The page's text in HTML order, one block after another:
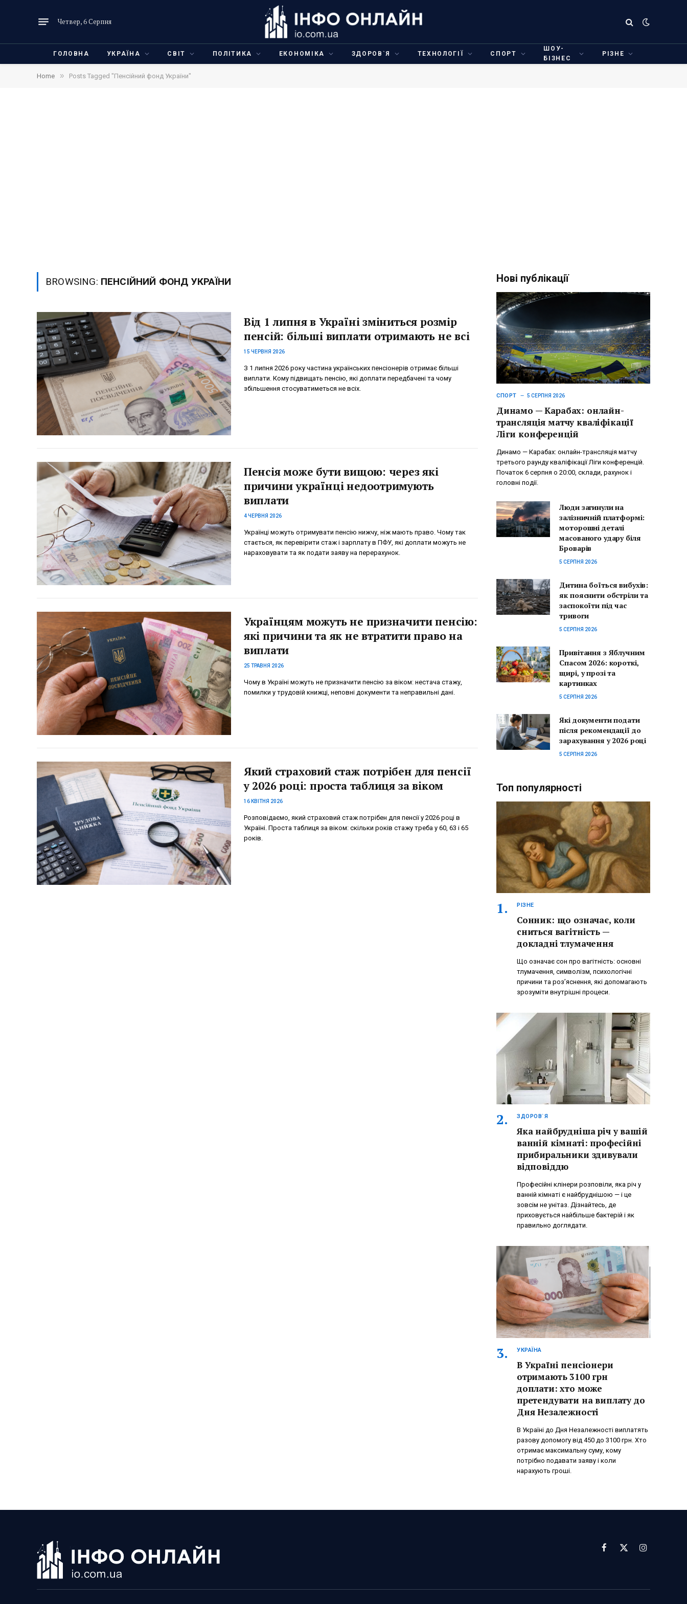
Четвер, 6 Серпня
ГОЛОВНА УКРАЇНА СВІТ ПОЛІТИКА ЕКОНОМІКА ЗДОРОВ`Я ТЕХНОЛОГІЇ СПОРТ
ШОУ-
БІЗНЕС
РІЗНЕ
Home » Posts Tagged "Пенсійний фонд України"
BROWSING: ПЕНСІЙНИЙ ФОНД УКРАЇНИ
Від 1 липня в Україні зміниться розмір
пенсій: більші виплати отримають не всі
15 ЧЕРВНЯ 2026
З 1 липня 2026 року частина українських пенсіонерів отримає більші
виплати. Кому підвищать пенсію, які доплати передбачені та чому
збільшення стосуватиметься не всіх.
Пенсія може бути вищою: через які
причини українці недоотримують
виплати
4 ЧЕРВНЯ 2026
Українці можуть отримувати пенсію нижчу, ніж мають право. Чому так
стається, як перевірити стаж і зарплату в ПФУ, які доплати можуть не
нараховувати та як подати заяву на перерахунок.
Українцям можуть не призначити пенсію:
які причини та як не втратити право на
виплати
25 ТРАВНЯ 2026
Чому в Україні можуть не призначити пенсію за віком: нестача стажу,
помилки у трудовій книжці, неповні документи та неправильні дані.
Який страховий стаж потрібен для пенсії
у 2026 році: проста таблиця за віком
16 КВІТНЯ 2026
Розповідаємо, який страховий стаж потрібен для пенсії у 2026 році в
Україні. Проста таблиця за віком: скільки років стажу треба у 60, 63 і 65
років.
Нові публікації
СПОРТ 5 СЕРПНЯ 2026
Динамо — Карабах: онлайн-
трансляція матчу кваліфікації
Ліги конференцій
Динамо — Карабах: онлайн-трансляція матчу
третього раунду кваліфікації Ліги конференцій.
Початок 6 серпня о 20:00, склади, рахунок і
головні події.
Люди загинули на
залізничній платформі:
моторошні деталі
масованого удару біля
Броварів
5 СЕРПНЯ 2026
Дитина боїться вибухів:
як пояснити обстріли та
заспокоїти під час
тривоги
5 СЕРПНЯ 2026
Привітання з Яблучним
Спасом 2026: короткі,
щирі, у прозі та
картинках
5 СЕРПНЯ 2026
Які документи подати
після рекомендації до
зарахування у 2026 році
5 СЕРПНЯ 2026
Топ популярності
РІЗНЕ
Сонник: що означає, коли
сниться вагітність —
докладні тлумачення
Що означає сон про вагітність: основні
тлумачення, символізм, психологічні
причини та роз’яснення, які допомагають
зрозуміти внутрішні процеси.
ЗДОРОВ`Я
Яка найбрудніша річ у вашій
ванній кімнаті: професійні
прибиральники здивували
відповіддю
Професійні клінери розповіли, яка річ у
ванній кімнаті є найбруднішою — і це
зовсім не унітаз. Дізнайтесь, де
приховується найбільше бактерій і як
правильно доглядати.
УКРАЇНА
В Україні пенсіонери
отримають 3100 грн
доплати: хто може
претендувати на виплату до
Дня Незалежності
В Україні до Дня Незалежності виплатять
разову допомогу від 450 до 3100 грн. Хто
отримає максимальну суму, кому
потрібно подавати заяву і коли
нарахують гроші.
Facebook
X
Instagram